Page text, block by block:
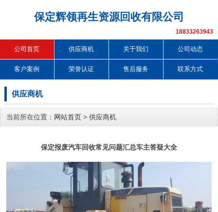
保定辉领再生资源回收有限公司
18833263943
公司首页 供应商机 关于我们 公司动态
客户案例 荣誉认证 售后服务 联系方式
供应商机
当前所在位置： 网站首页 > 供应商机
保定报废汽车回收常见问题汇总车主答疑大全